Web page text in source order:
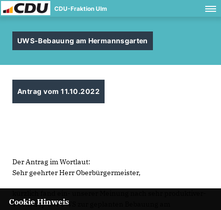
CDU-Fraktion Ulm
UWS-Bebauung am Hermannsgarten
Antrag vom 11.10.2022
Der Antrag im Wortlaut:
Sehr geehrter Herr Oberbürgermeister,
Workshop der UWS zur geplanten Bebauung am
Cookie Hinweis